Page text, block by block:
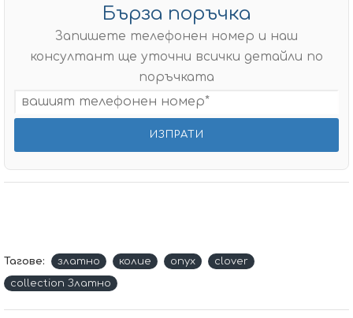
Бърза поръчка
Запишете телефонен номер и наш
консултант ще уточни всички детайли по
поръчката
Тагове: златно колие onyx
clover
collection Златно